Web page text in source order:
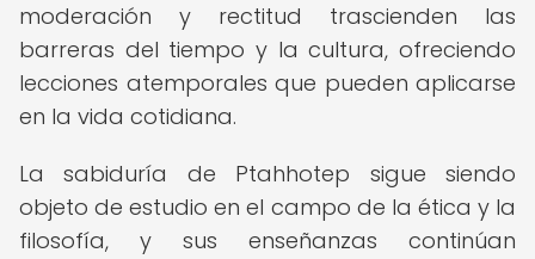
moderación y rectitud trascienden las
barreras del tiempo y la cultura, ofreciendo
lecciones atemporales que pueden aplicarse
en la vida cotidiana.
La sabiduría de Ptahhotep sigue siendo
objeto de estudio en el campo de la ética y la
filosofía, y sus enseñanzas continúan